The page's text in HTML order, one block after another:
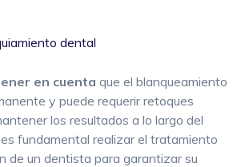
dental
en cuenta que el blanqueamiento
y puede requerir retoques
los resultados a lo largo del
fundamental realizar el tratamiento
de un dentista para garantizar su